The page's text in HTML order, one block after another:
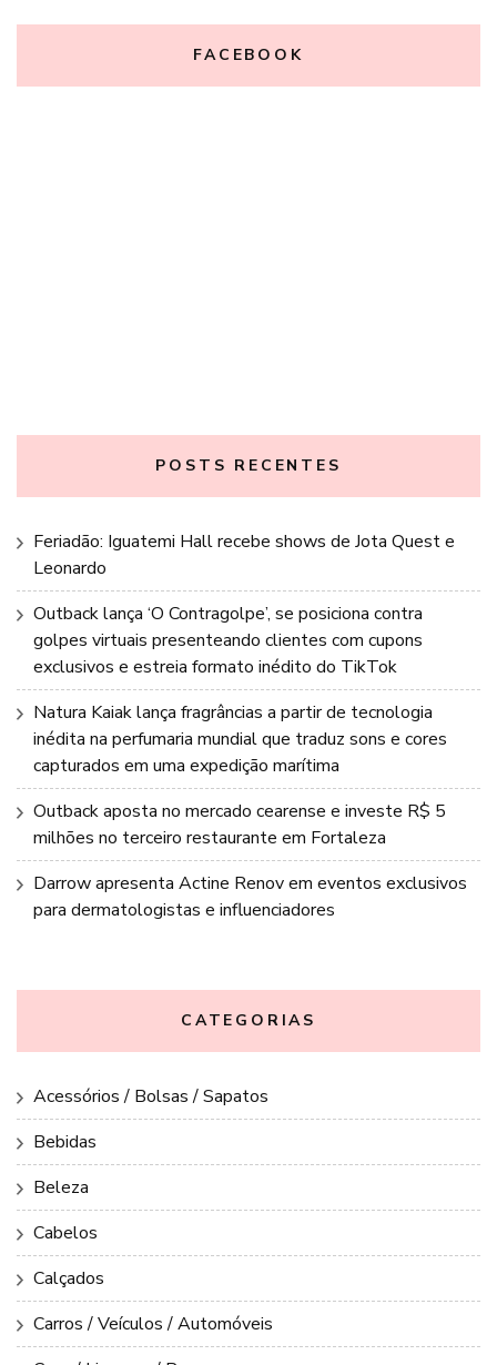
FACEBOOK
POSTS RECENTES
Feriadão: Iguatemi Hall recebe shows de Jota Quest e
Leonardo
Outback lança ‘O Contragolpe’, se posiciona contra
golpes virtuais presenteando clientes com cupons
exclusivos e estreia formato inédito do TikTok
Natura Kaiak lança fragrâncias a partir de tecnologia
inédita na perfumaria mundial que traduz sons e cores
capturados em uma expedição marítima
Outback aposta no mercado cearense e investe R$ 5
milhões no terceiro restaurante em Fortaleza
Darrow apresenta Actine Renov em eventos exclusivos
para dermatologistas e influenciadores
CATEGORIAS
Acessórios / Bolsas / Sapatos
Bebidas
Beleza
Cabelos
Calçados
Carros / Veículos / Automóveis